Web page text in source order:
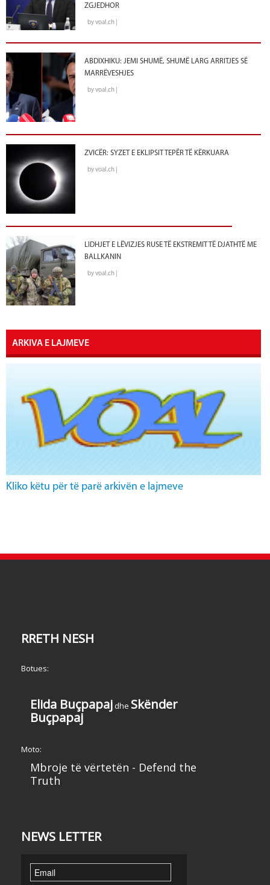
ZGJEDHOR
by voal.ch |
ABDIXHIKU: JEMI SHUMË, SHUMË LARG ARRITJES SË
MARRËVESHJES
by voal.ch |
ZVICËR: SYZET E EKLIPSIT TEPËR TË KËRKUARA
by voal.ch |
LIDHJET E LËVIZJES RUSE TË EKSTREMIT TË DJATHTË ME
BALLKANIN
by voal.ch |
ARKIVA E LAJMEVE
Kliko këtu për të parë arkivën e lajmeve
RRETH NESH
Botues:
Elida Buçpapaj dhe Skënder
Buçpapaj
Moto:
Mbroje të vërtetën - Defend the
Truth
NEWS LETTER